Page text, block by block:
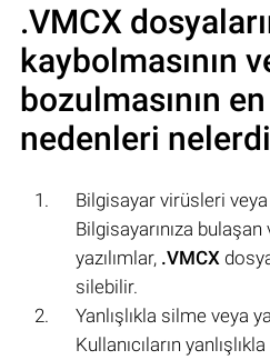
.VMCX
kaybolmasının
bozulmasının
nedenleri
Bilgisayar virüsleri veya
Bilgisayarınıza
yazılımlar, .VMCX
silebilir.
Yanlışlıkla silme veya
Kullanıcıların yanlışlıkla